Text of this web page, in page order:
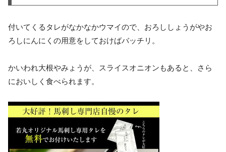
付いてくるタレがなかなかウマイので、おろししょうがやお
ろしにんにくの用意をしておけばバッチリ。
かいわれ大根やみょうが、スライスオニオンもあると、さら
においしく食べられます。